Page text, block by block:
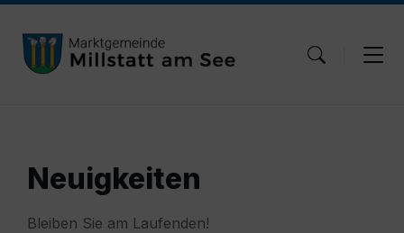
Skip
content
Skip
main
navigation
Skip
footer
Neuigkeiten
Bleiben Sie am Laufenden!